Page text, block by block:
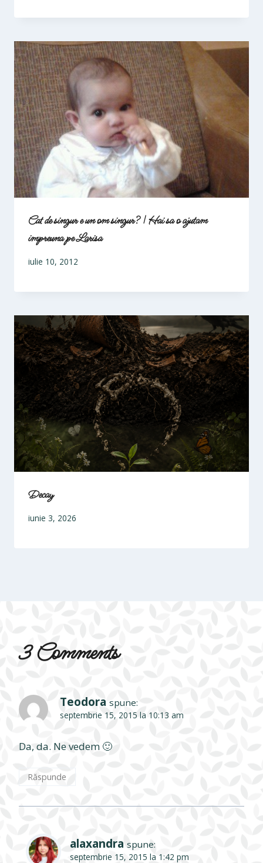
Cat de singur e un om singur? | Hai sa o ajutam
impreuna pe Larisa
iulie 10, 2012
Decay
iunie 3, 2026
3 Comments
Teodora spune:
septembrie 15, 2015 la 10:13 am
Da, da. Ne vedem 🙂
Răspunde
alaxandra spune:
septembrie 15, 2015 la 1:42 pm